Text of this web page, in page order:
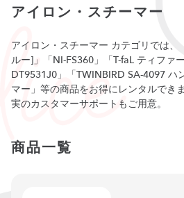
アイロン・スチーマー
アイロン・スチーマー カテゴリでは
ルー]」「NI-FS360」「T-faL ティファ
DT9531J0」「TWINBIRD SA-4097 ハ
マー」等の商品をお得にレンタルでき
実のカスタマーサポートもご用意。
商品一覧